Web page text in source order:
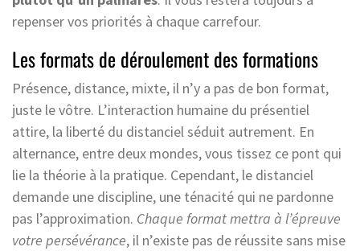
repenser vos priorités à chaque carrefour.
Les formats de déroulement des formations
Présence, distance, mixte, il n’y a pas de bon format,
juste le vôtre. L’interaction humaine du présentiel
attire, la liberté du distanciel séduit autrement. En
alternance, entre deux mondes, vous tissez ce pont qui
lie la théorie à la pratique. Cependant, le distanciel
demande une discipline, une ténacité qui ne pardonne
pas l’approximation. Chaque format mettra à l’épreuve
votre persévérance, il n’existe pas de réussite sans mise